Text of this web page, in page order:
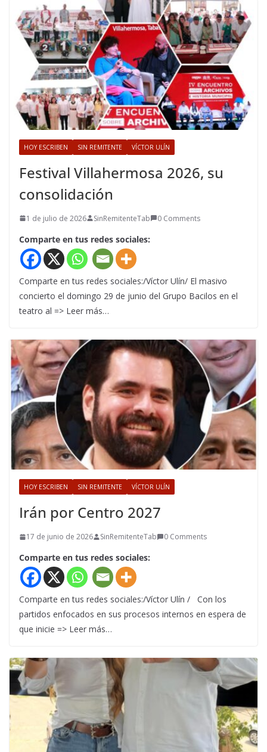
HOY ESCRIBEN SIN REMITENTE VÍCTOR ULÍN
Festival Villahermosa 2026, su
consolidación
1 de julio de 2026 SinRemitenteTab 0 Comments
Comparte en tus redes sociales:
Comparte en tus redes sociales:/Víctor Ulín/ El masivo
concierto el domingo 29 de junio del Grupo Bacilos en el
teatro al => Leer más…
HOY ESCRIBEN SIN REMITENTE VÍCTOR ULÍN
Irán por Centro 2027
17 de junio de 2026 SinRemitenteTab 0 Comments
Comparte en tus redes sociales:
Comparte en tus redes sociales:/Víctor Ulín / Con los
partidos enfocados en sus procesos internos en espera de
que inicie => Leer más…